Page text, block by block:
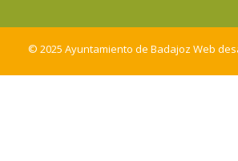
© 2025 Ayuntamiento de Badajoz Web